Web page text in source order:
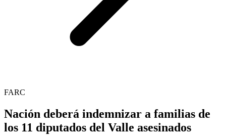
FARC
Nación deberá indemnizar a familias de
los 11 diputados del Valle asesinados